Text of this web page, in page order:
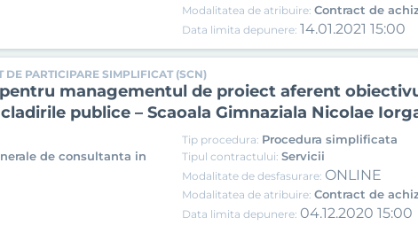
Modalitatea de atribuire:Contract de
Data limita depunere: 14.01.2021 15:00
DE PARTICIPARE SIMPLIFICAT (SCN)
managementul de proiect aferent
publice – Scaoala Gimnaziala Nicolae
de consultanta in
Tip procedura: Procedura simplificata
Tipul contractului:Servicii
Modalitate de desfasurare: ONLINE
Modalitatea de atribuire:Contract de
Data limita depunere: 04.12.2020 15:00